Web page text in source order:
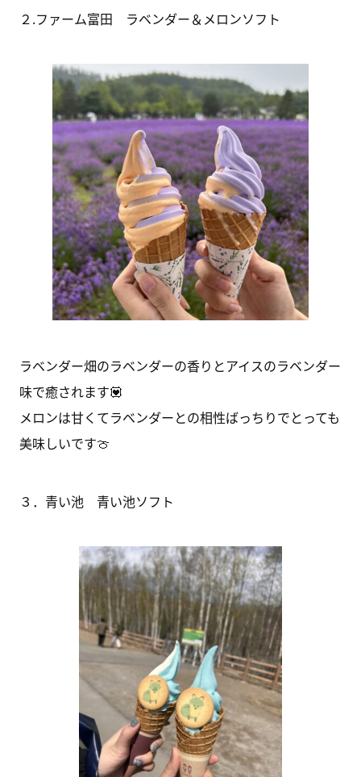
２.ファーム富田 ラベンダー＆メロンソフト
ラベンダー畑のラベンダーの香りとアイスのラベンダー
味で癒されます💟
メロンは甘くてラベンダーとの相性ばっちりでとっても
美味しいです🍈
３．青い池 青い池ソフト